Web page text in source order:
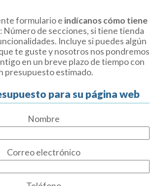
formulario e indícanos cómo tiene
: Número de secciones, si tiene tienda
Incluye si puedes algún
te guste y nosotros nos pondremos
en un breve plazo de tiempo con
presupuesto estimado.
para su página web
Nombre
Correo electrónico